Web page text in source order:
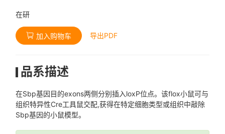
在研
加入购物车 导出PDF
品系描述
在Sbp基因目的exons两侧分别插入loxP位点。该flox小鼠可与
组织特异性Cre工具鼠交配,获得在特定细胞类型或组织中敲除
Sbp基因的小鼠模型。